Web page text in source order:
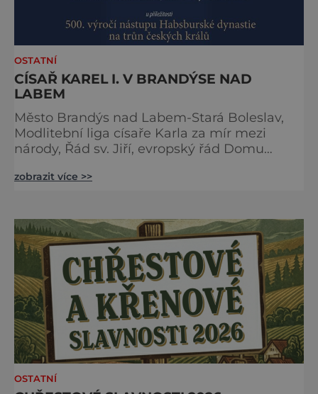
OSTATNÍ
CÍSAŘ KAREL I. V BRANDÝSE NAD
LABEM
Město Brandýs nad Labem-Stará Boleslav,
Modlitební liga císaře Karla za mír mezi
národy, Řád sv. Jiří, evropský řád Domu
vojensko-historických skupin a Národní
proběhne v sobotu 16. května v Brandýs nad
Labem-Staré Boleslavi. Akci již tradičně
zahájíme přivítáním historick
zobrazit více >>
OSTATNÍ